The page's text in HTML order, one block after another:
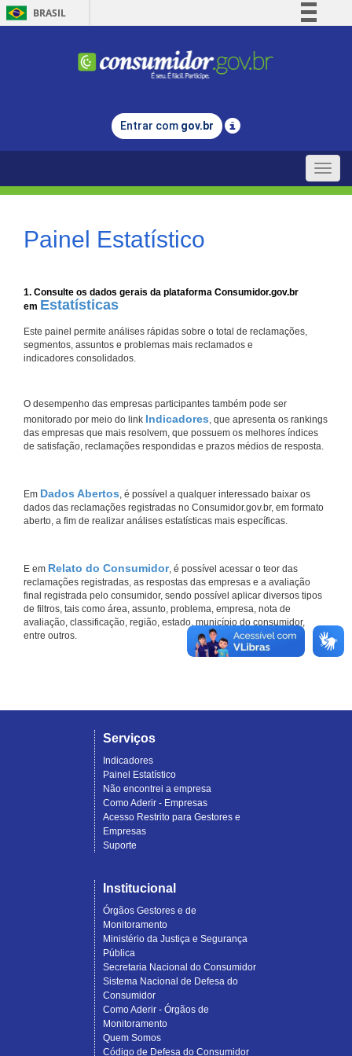
BRASIL
Comunica BR
Legislação
Entrar com gov.br
Toggle
Painel Estatístico
1. Consulte os dados gerais da plataforma Consumidor.gov.br
em Estatísticas
Este painel permite análises rápidas sobre o total de reclamações,
segmentos, assuntos e problemas mais reclamados e
indicadores consolidados.
O desempenho das empresas participantes também pode ser
monitorado por meio do link Indicadores, que apresenta os rankings
das empresas que mais resolvem, que possuem os melhores índices
de satisfação, reclamações respondidas e prazos médios de resposta.
Em Dados Abertos, é possível a qualquer interessado baixar os
dados das reclamações registradas no Consumidor.gov.br, em formato
aberto, a fim de realizar análises estatísticas mais específicas.
E em Relato do Consumidor, é possível acessar o teor das
reclamações registradas, as respostas das empresas e a avaliação
final registrada pelo consumidor, sendo possível aplicar diversos tipos
de filtros, tais como área, assunto, problema, empresa, nota de
avaliação, classificação, região, estado, município do consumidor,
entre outros.
Serviços
Indicadores
Painel Estatístico
Não encontrei a empresa
Como Aderir - Empresas
Acesso Restrito para Gestores e
Empresas
Suporte
Institucional
Órgãos Gestores e de
Monitoramento
Ministério da Justiça e Segurança
Pública
Secretaria Nacional do Consumidor
Sistema Nacional de Defesa do
Consumidor
Como Aderir - Órgãos de
Monitoramento
Quem Somos
Código de Defesa do Consumidor